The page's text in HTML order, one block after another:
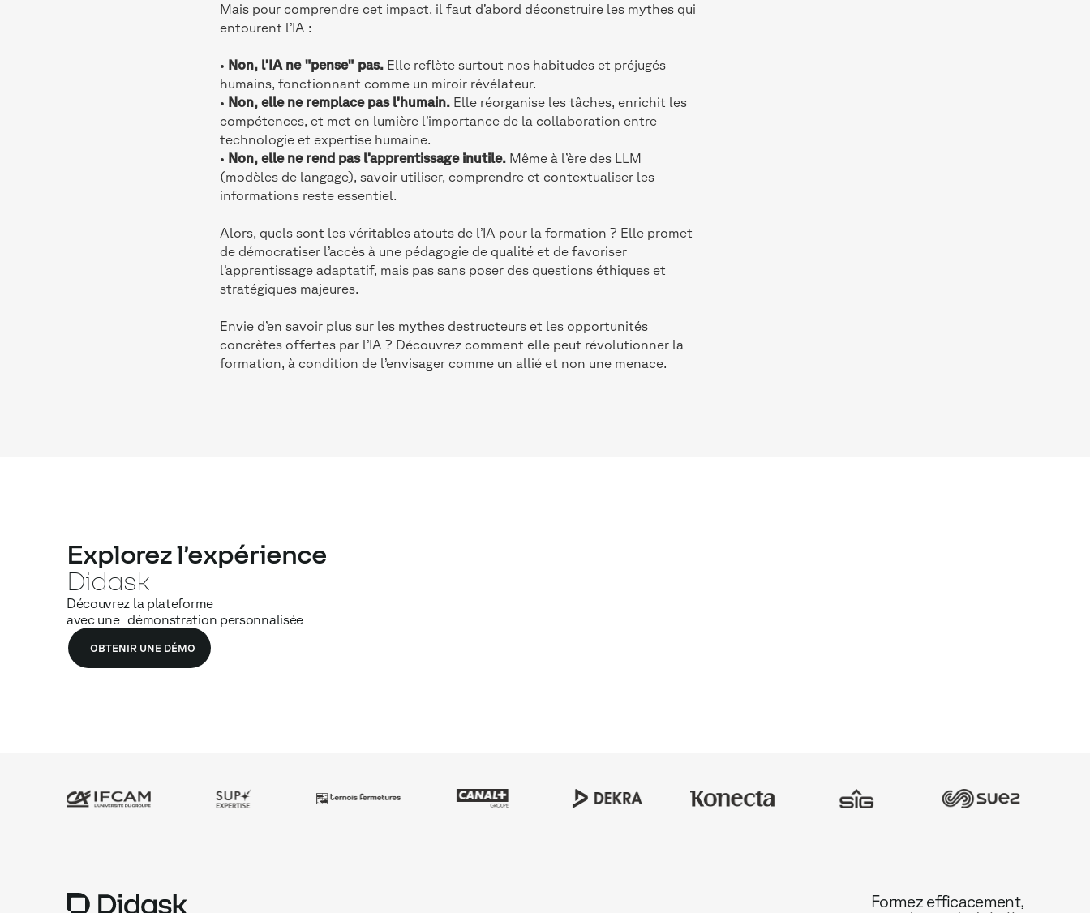
Mais pour comprendre cet impact, il faut d’abord déconstruire les mythes qui
entourent l’IA :
• Non, l’IA ne "pense" pas.Elle reflète surtout nos habitudes et préjugés
humains, fonctionnant comme un miroir révélateur.
• Non, elle ne remplace pas l’humain.Elle réorganise les tâches, enrichit les
compétences, et met en lumière l’importance de la collaboration entre
technologie et expertise humaine.
• Non, elle ne rend pas l’apprentissage inutile.Même à l’ère des LLM
(modèles de langage), savoir utiliser, comprendre et contextualiser les
informations reste essentiel.
Alors, quels sont les véritables atouts de l’IA pour la formation ? Elle promet
de démocratiser l’accès à une pédagogie de qualité et de favoriser
l’apprentissage adaptatif, mais pas sans poser des questions éthiques et
stratégiques majeures.
Envie d’en savoir plus sur les mythes destructeurs et les opportunités
concrètes offertes par l’IA ? Découvrez comment elle peut révolutionner la
formation, à condition de l’envisager comme un allié et non une menace.
Explorez l’expérience
Didask
Découvrez la plateforme
avec une démonstration personnalisée
OBTENIR UNE DÉMO
Formez efficacement,